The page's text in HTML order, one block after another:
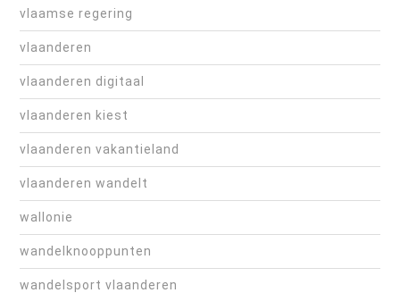
vlaamse regering
vlaanderen
vlaanderen digitaal
vlaanderen kiest
vlaanderen vakantieland
vlaanderen wandelt
wallonie
wandelknooppunten
wandelsport vlaanderen